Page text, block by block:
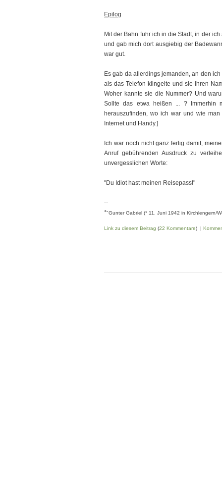
Epilog
Mit der Bahn fuhr ich in die Stadt, in der
und gab mich dort ausgiebig der
war gut.
Es gab da allerdings jemanden, an den
als das Telefon klingelte und sie ihren
Woher kannte sie die Nummer? Und
Sollte das etwa heißen ... ? Immerhin
herauszufinden, wo ich war und wie
Internet und Handy.]
Ich war noch nicht ganz fertig damit,
Anruf gebührenden Ausdruck zu
unvergesslichen Worte:
"Du Idiot hast meinen Reisepass!"
--
*"Gunter Gabriel (* 11. Juni 1942 in Kirchlengern/
Link zu diesem Beitrag (22 Kommentare) |